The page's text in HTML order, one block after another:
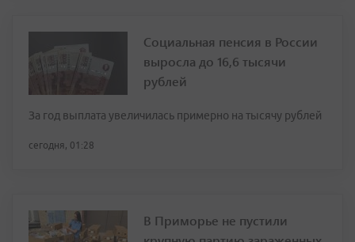
Социальная пенсия в России
выросла до 16,6 тысячи
рублей
За год выплата увеличилась примерно на тысячу рублей
сегодня, 01:28
В Приморье не пустили